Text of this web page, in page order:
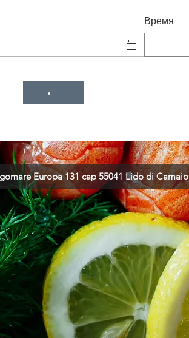
Время
Europa 131 cap 55041 Lido di